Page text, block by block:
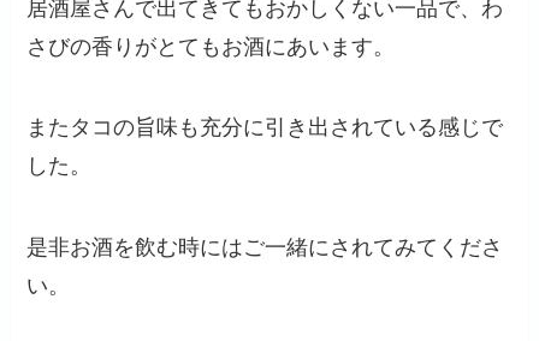
居酒屋さんで出てきてもおかしくない一品で、わ
さびの香りがとてもお酒にあいます。
またタコの旨味も充分に引き出されている感じで
した。
是非お酒を飲む時にはご一緒にされてみてくださ
い。